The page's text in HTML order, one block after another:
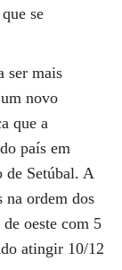
se
ser mais
novo
que a
país em
de Setúbal. A
na ordem dos
oeste com 5
atingir 10/12